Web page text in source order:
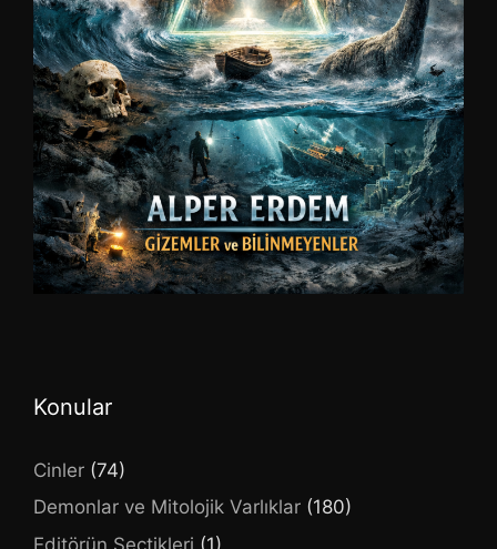
Konular
Cinler (74)
Demonlar ve Mitolojik Varlıklar (180)
Editörün Seçtikleri (1)